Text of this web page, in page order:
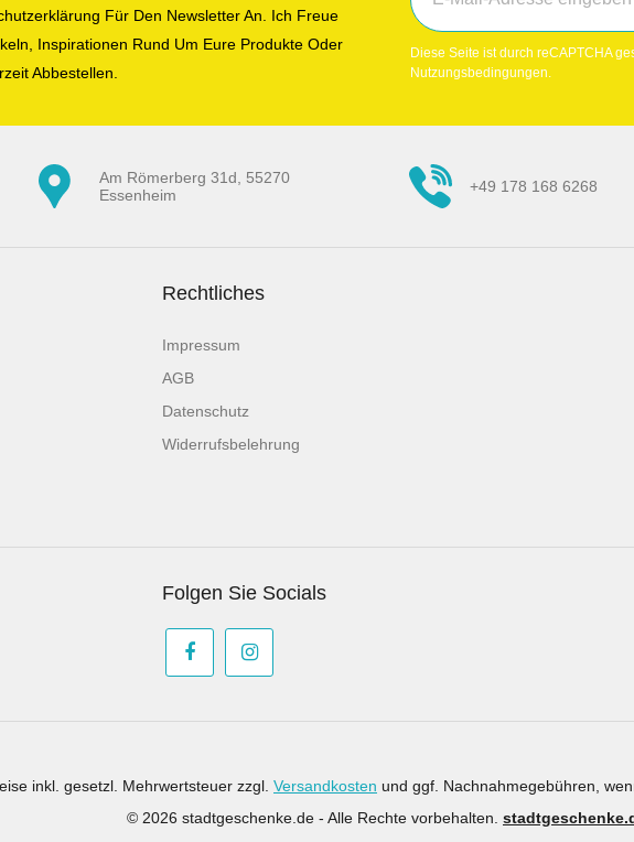
Für Den Newsletter An. Ich Freue
Inspirationen Rund Um Eure Produkte Oder
Abbestellen.
Diese Seite ist durch reCAPTCHA
Nutzungsbedingungen.
Am Römerberg 31d, 55270
Essenheim
+49 178 168 6268
Rechtliches
Impressum
AGB
Datenschutz
Widerrufsbelehrung
Folgen Sie Socials
inkl. gesetzl. Mehrwertsteuer zzgl. Versandkosten und ggf. Nachnahmegebühren,
© 2026 stadtgeschenke.de - Alle Rechte vorbehalten.